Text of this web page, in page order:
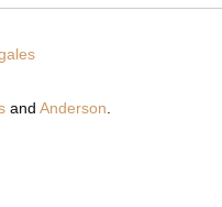
and Anderson.